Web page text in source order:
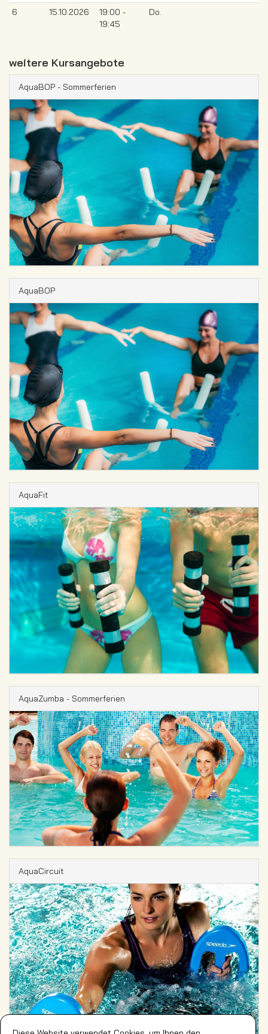
6 15.10.2026
19:00 -
19:45
Do.
weitere Kursangebote
AquaBOP - Sommerferien
AquaBOP
AquaFit
AquaZumba - Sommerferien
AquaCircuit